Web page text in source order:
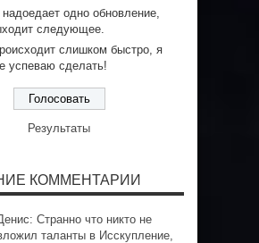
надоедает одно обновление,
следующее.
слишком быстро, я
успеваю сделать!
Результаты
КОММЕНТАРИИ
Странно что никто не
таланты в Исскупление,